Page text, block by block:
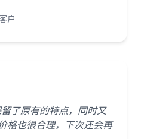
户
了原有的特点，同时又
格也很合理，下次还会再